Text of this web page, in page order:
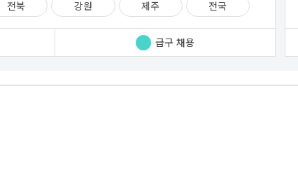
전북 강원 제주 전국
급구 채용